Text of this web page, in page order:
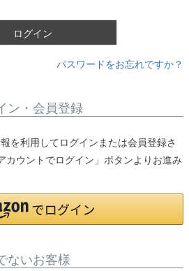
ログイン
パスワードをお忘れですか？
ン・会員登録
を利用してログインまたは会員登録さ
カウントでログイン」ボタンよりお進み
ないお客様